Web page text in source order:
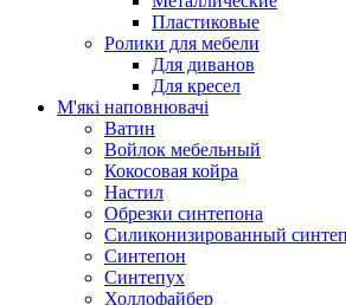
Пластиковые
Ролики для мебели
Для диванов
Для кресел
М'які наповнювачі
Ватин
Войлок мебельный
Кокосовая койра
Настил
Обрезки синтепона
Силиконизированный
Синтепон
Синтепух
Холлофайбер